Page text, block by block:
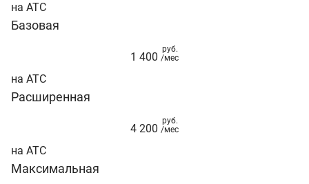
на АТС
Базовая
1 400
руб.
/мес
на АТС
Расширенная
4 200
руб.
/мес
на АТС
Максимальная